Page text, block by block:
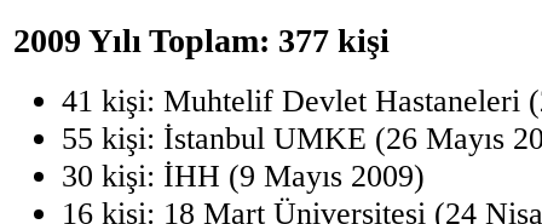
2009 Yılı Toplam: 377 kişi
41 kişi: Muhtelif Devlet Hastaneleri
55 kişi: İstanbul UMKE (26 Mayıs
30 kişi: İHH (9 Mayıs 2009)
16 kişi: 18 Mart Üniversitesi (24